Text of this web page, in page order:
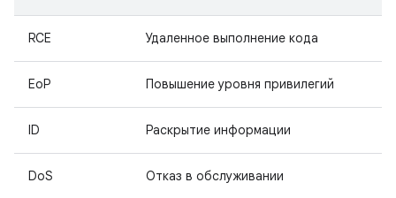
RCE Удаленное выполнение кода
EoP Повышение уровня привилегий
ID Раскрытие информации
DoS Отказ в обслуживании